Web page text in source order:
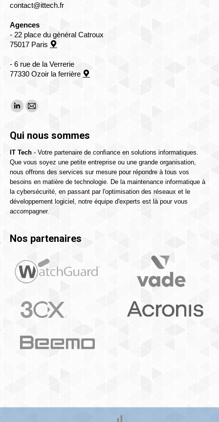
contact@ittech.fr
Agences
- 22 place du général Catroux
75017 Paris
- 6 rue de la Verrerie
77330 Ozoir la ferrière
Trouvez nous sur :
La
LinkedIn
s'ouvre
dans
une
nouvelle
fenêtre
La
E-
mail
s'ouvre
dans
une
nouvelle
fenêtre
Qui nous sommes
IT Tech - Votre partenaire de confiance en solutions informatiques.
Que vous soyez une petite entreprise ou une grande organisation,
nous offrons des services sur mesure pour répondre à tous vos
besoins en matière de technologie. De la maintenance informatique à
la cybersécurité, en passant par l'optimisation des réseaux et le
développement logiciel, notre équipe d'experts est là pour vous
accompagner.
Nos partenaires